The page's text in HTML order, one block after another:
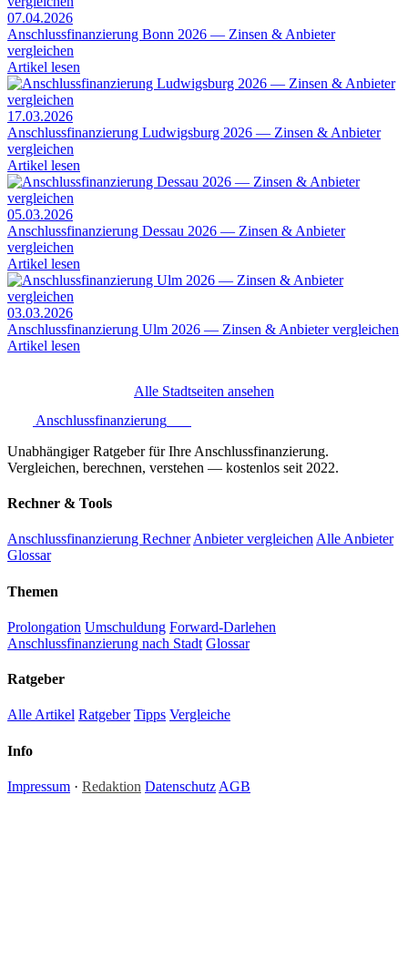
07.04.2026
Anschlussfinanzierung Bonn 2026 — Zinsen & Anbieter
vergleichen
Artikel lesen
17.03.2026
Anschlussfinanzierung Ludwigsburg 2026 — Zinsen & Anbieter
vergleichen
Artikel lesen
05.03.2026
Anschlussfinanzierung Dessau 2026 — Zinsen & Anbieter
vergleichen
Artikel lesen
03.03.2026
Anschlussfinanzierung Ulm 2026 — Zinsen & Anbieter vergleichen
Artikel lesen
Alle Stadtseiten ansehen
Anschlussfinanzierung
Unabhängiger Ratgeber für Ihre Anschlussfinanzierung.
Vergleichen, berechnen, verstehen — kostenlos seit 2022.
Rechner & Tools
Anschlussfinanzierung RechnerAnbieter vergleichenAlle Anbieter
Glossar
Themen
Prolongation Umschuldung Forward-Darlehen
Anschlussfinanzierung nach Stadt Glossar
Ratgeber
Alle Artikel Ratgeber Tipps Vergleiche
Info
Impressum · Redaktion Datenschutz AGB